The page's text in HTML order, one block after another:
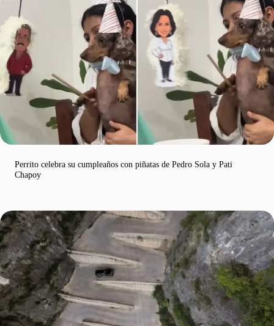
Perrito celebra su cumpleaños con piñatas de Pedro Sola y Pati
Chapoy